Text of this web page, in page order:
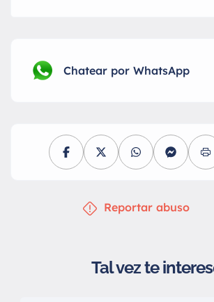
Chatear por WhatsApp
Reportar abuso
Tal vez te